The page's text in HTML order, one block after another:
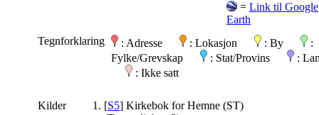
= Link til Google
Earth
Tegnforklaring
: Adresse : Lokasjon : By
:
Fylke/Grevskap
: Stat/Provins
:
: Ikke satt
Kilder [S5] Kirkebok for Hemne (ST)